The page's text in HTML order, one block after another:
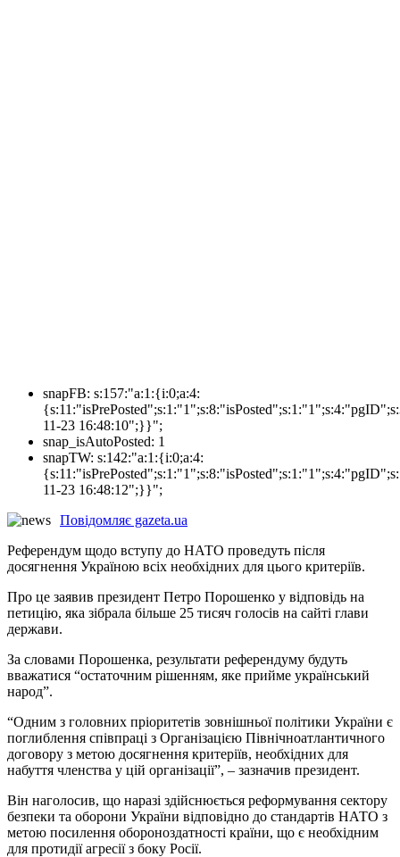
snapFB: s:157:"a:1:{i:0;a:4:
11-23 16:48:10";}}";
snap_isAutoPosted: 1
snapTW: s:142:"a:1:{i:0;a:4:
11-23 16:48:12";}}";
Повідомляє gazeta.ua
Референдум щодо вступу до НАТО проведуть після
досягнення Україною всіх необхідних для цього критеріїв.
Про це заявив президент Петро Порошенко у відповідь на
петицію, яка зібрала більше 25 тисяч голосів на сайті глави
держави.
За словами Порошенка, результати референдуму будуть
вважатися “остаточним рішенням, яке прийме український
народ”.
“Одним з головних пріоритетів зовнішньої політики України є
поглиблення співпраці з Організацією Північноатлантичного
договору з метою досягнення критеріїв, необхідних для
набуття членства у цій організації”, – зазначив президент.
Він наголосив, що наразі здійснюється реформування сектору
безпеки та оборони України відповідно до стандартів НАТО з
метою посилення обороноздатності країни, що є необхідним
для протидії агресії з боку Росії.